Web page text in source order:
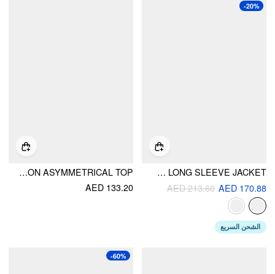
-20%
VELVET STAND COLLAR LETTUCE TRIM LONG SLEEVE JACKET
AED 170.88
AED 213.60
الشحن السريع
KNIT STAND COLLAR LONG SLEEVE METAL BUTTON ASYMMETRICAL TOP
AED 133.20
-60%